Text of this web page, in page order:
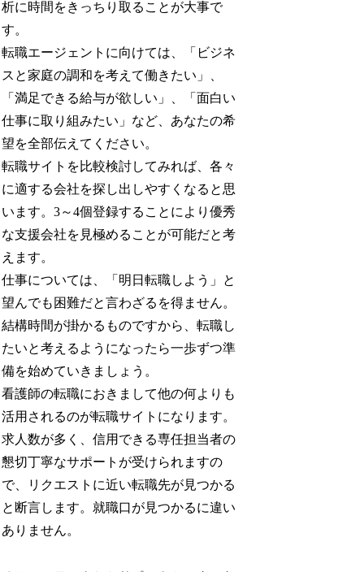
析に時間をきっちり取ることが大事で
す。
転職エージェントに向けては、「ビジネ
スと家庭の調和を考えて働きたい」、
「満足できる給与が欲しい」、「面白い
仕事に取り組みたい」など、あなたの希
望を全部伝えてください。
転職サイトを比較検討してみれば、各々
に適する会社を探し出しやすくなると思
います。3～4個登録することにより優秀
な支援会社を見極めることが可能だと考
えます。
仕事については、「明日転職しよう」と
望んでも困難だと言わざるを得ません。
結構時間が掛かるものですから、転職し
たいと考えるようになったら一歩ずつ準
備を始めていきましょう。
看護師の転職におきまして他の何よりも
活用されるのが転職サイトになります。
求人数が多く、信用できる専任担当者の
懇切丁寧なサポートが受けられますの
で、リクエストに近い転職先が見つかる
と断言します。就職口が見つかるに違い
ありません。